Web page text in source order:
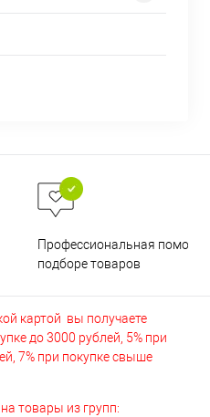
Профессиональная помощь
подборе товаров
картой вы получаете
до 3000 рублей, 5% при
7% при покупке свыше
товары из групп: